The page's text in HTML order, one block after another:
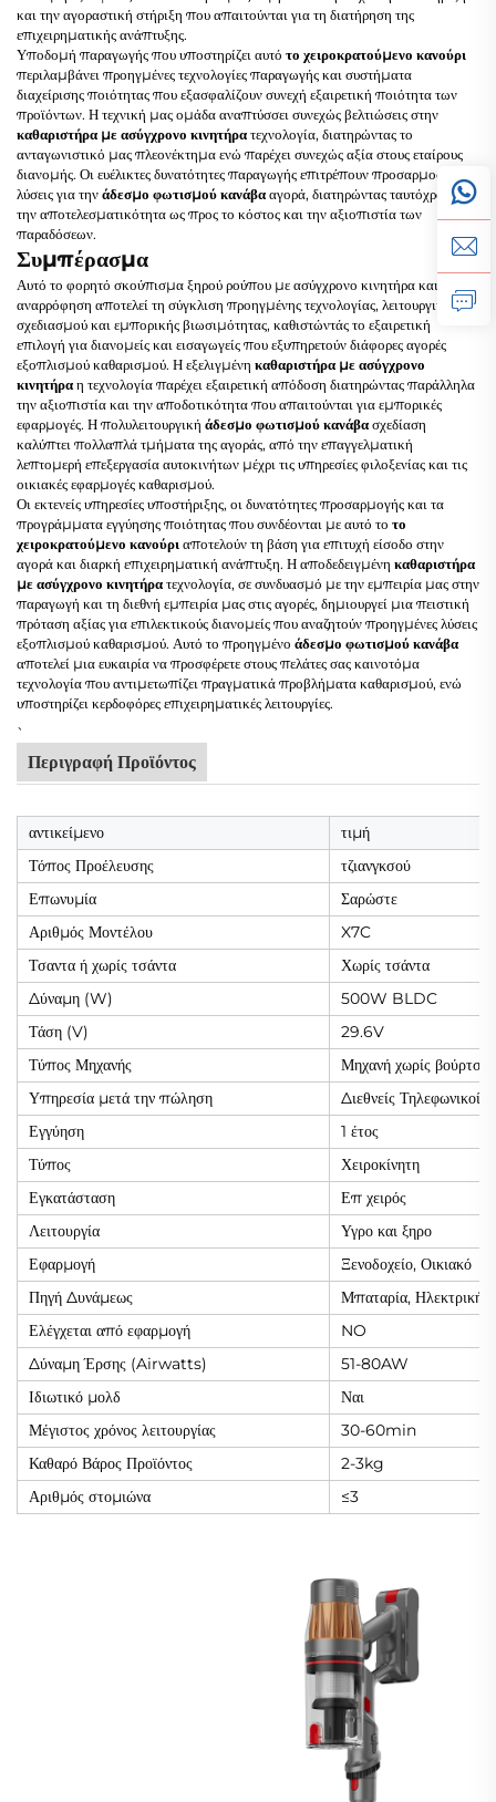
και την αγοραστική στήριξη που απαιτούνται για τη διατήρηση της
επιχειρηματικής ανάπτυξης.
Υποδομή παραγωγής που υποστηρίζει αυτό το χειροκρατούμενο κανούρι
περιλαμβάνει προηγμένες τεχνολογίες παραγωγής και συστήματα
διαχείρισης ποιότητας που εξασφαλίζουν συνεχή εξαιρετική ποιότητα των
προϊόντων. Η τεχνική μας ομάδα αναπτύσσει συνεχώς βελτιώσεις στην
καθαριστήρα με ασύγχρονο κινητήρατεχνολογία, διατηρώντας το
ανταγωνιστικό μας πλεονέκτημα ενώ παρέχει συνεχώς αξία στους εταίρους
διανομής. Οι ευέλικτες δυνατότητες παραγωγής επιτρέπουν προσαρμοσμένες
λύσεις για τηνάδεσμο φωτισμού κανάβααγορά, διατηρώντας ταυτόχρονα
την αποτελεσματικότητα ως προς το κόστος και την αξιοπιστία των
παραδόσεων.
Συμπέρασμα
Αυτό το φορητό σκούπισμα ξηρού ρούπου με ασύγχρονο κινητήρα και υψηλή
αναρρόφηση αποτελεί τη σύγκλιση προηγμένης τεχνολογίας, λειτουργικού
σχεδιασμού και εμπορικής βιωσιμότητας, καθιστώντάς το εξαιρετική
επιλογή για διανομείς και εισαγωγείς που εξυπηρετούν διάφορες αγορές
εξοπλισμού καθαρισμού. Η εξελιγμένη καθαριστήρα με ασύγχρονο
κινητήραη τεχνολογία παρέχει εξαιρετική απόδοση διατηρώντας παράλληλα
την αξιοπιστία και την αποδοτικότητα που απαιτούνται για εμπορικές
εφαρμογές. Η πολυλειτουργική άδεσμο φωτισμού κανάβασχεδίαση
καλύπτει πολλαπλά τμήματα της αγοράς, από την επαγγελματική
λεπτομερή επεξεργασία αυτοκινήτων μέχρι τις υπηρεσίες φιλοξενίας και τις
οικιακές εφαρμογές καθαρισμού.
Οι εκτενείς υπηρεσίες υποστήριξης, οι δυνατότητες προσαρμογής και τα
προγράμματα εγγύησης ποιότητας που συνδέονται με αυτό το το
χειροκρατούμενο κανούρι αποτελούν τη βάση για επιτυχή είσοδο στην
αγορά και διαρκή επιχειρηματική ανάπτυξη. Η αποδεδειγμένη καθαριστήρα
με ασύγχρονο κινητήρατεχνολογία, σε συνδυασμό με την εμπειρία μας στην
παραγωγή και τη διεθνή εμπειρία μας στις αγορές, δημιουργεί μια πειστική
πρόταση αξίας για επιλεκτικούς διανομείς που αναζητούν προηγμένες λύσεις
εξοπλισμού καθαρισμού. Αυτό το προηγμένο άδεσμο φωτισμού κανάβα
αποτελεί μια ευκαιρία να προσφέρετε στους πελάτες σας καινοτόμα
τεχνολογία που αντιμετωπίζει πραγματικά προβλήματα καθαρισμού, ενώ
υποστηρίζει κερδοφόρες επιχειρηματικές λειτουργίες.
Περιγραφή Προϊόντος
αντικείμενο
τιμή
Τόπος Προέλευσης
τζιανγκσού
Επωνυμία
Σαρώστε
Αριθμός Μοντέλου
X7C
Τσαντα ή χωρίς τσάντα
Χωρίς τσάντα
Δύναμη (W)
500W BLDC
Τάση (V)
29.6V
Τύπος Μηχανής
Μηχανή χωρίς βούρτσα
Υπηρεσία μετά την πώληση
Διεθνείς Τηλεφωνικοί
Εγγύηση
1 έτος
Τύπος
Χειροκίνητη
Εγκατάσταση
Επ χειρός
Λειτουργία
Υγρο και ξηρο
Εφαρμογή
Ξενοδοχείο, Οικιακό
Πηγή Δυνάμεως
Μπαταρία, Ηλεκτρική
Ελέγχεται από εφαρμογή
NO
Δύναμη Έρσης (Airwatts)
51-80AW
Ιδιωτικό μολδ
Ναι
Μέγιστος χρόνος λειτουργίας
30-60min
Καθαρό Βάρος Προϊόντος
2-3kg
Αριθμός στομιώνα
≤3